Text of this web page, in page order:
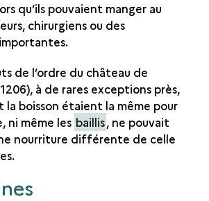
DE FRESQUES
qu’ils pouvaient manger au
chirurgiens ou des
de l’ordre du château de
à de rares exceptions près,
la boisson étaient la même pour
ni même les baillis, ne pouvait
nourriture différente de celle